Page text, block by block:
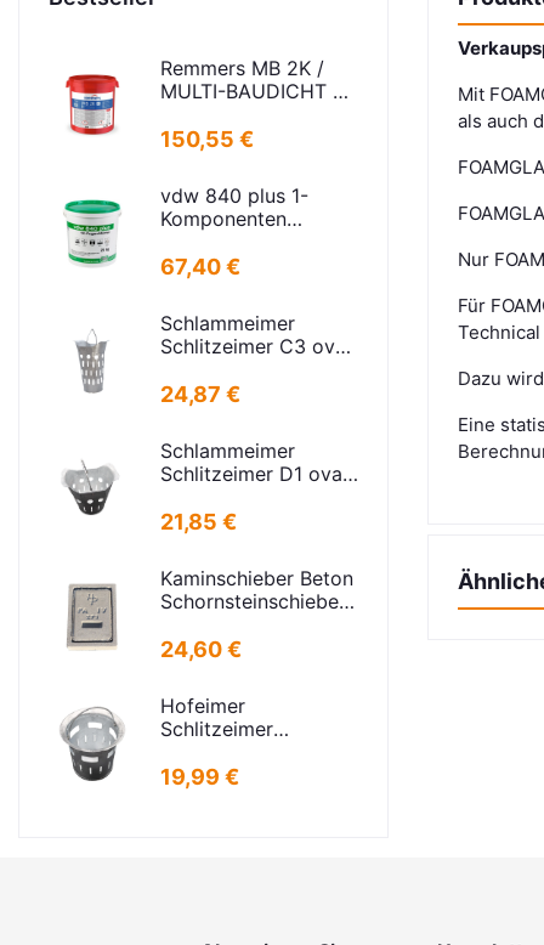
Remmers MB 2K /
MULTI-BAUDICHT 2K
150,55 €
vdw 840 plus 1-
Komponenten
steingrau 25kg
67,40 €
Schlammeimer
Schlitzeimer C3 oval
Schlitzen H=575mm
D=395mm
24,87 €
Schlammeimer
Schlitzeimer D1 oval
Stahl verz.f
Strassenabl.
H=325mm
D=395mm
21,85 €
Kaminschieber Beton
Schornsteinschieber
Rahmenmaß:
21x30cm Deckel:
16,5x24,5cm
24,60 €
Hofeimer
Schlitzeimer
kurz
19,99 €
Mit
als auch
Nur
Für
Dazu
Eine